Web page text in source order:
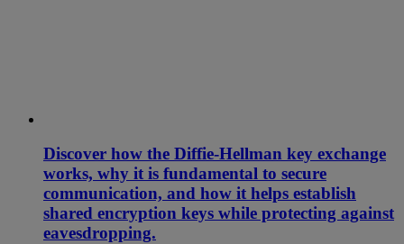
Discover how the Diffie-Hellman key exchange
works, why it is fundamental to secure
communication, and how it helps establish
shared encryption keys while protecting against
eavesdropping.